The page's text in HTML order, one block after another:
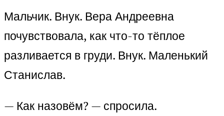
Мальчик. Внук. Вера Андреевна
почувствовала, как что-то тёплое
разливается в груди. Внук. Маленький
Станислав.
— Как назовём? — спросила.